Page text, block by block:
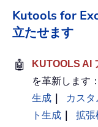
Kutools for
立たせます
🤖 KUTOOLS AI
を革新します：
生成
カス
ト生成
拡張